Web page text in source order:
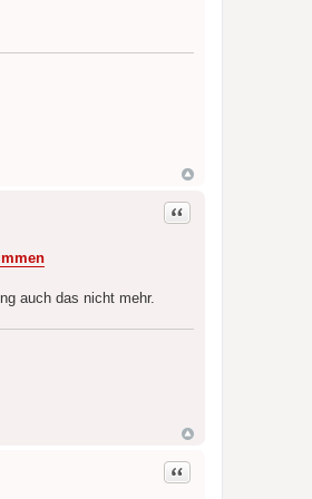
Zitat
auch das nicht mehr.
Zitat